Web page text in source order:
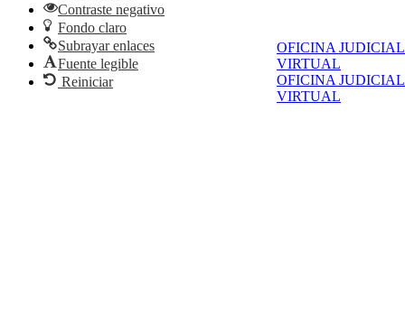
OFICINA JUDICIAL
VIRTUAL
OFICINA JUDICIAL
VIRTUAL
Contraste negativo
Fondo claro
Subrayar enlaces
Fuente legible
Reiniciar